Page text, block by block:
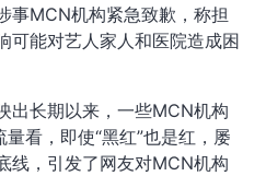
事MCN机构紧急致歉，称担
可能对艺人家人和医院造成困
出长期以来，一些MCN机构
看，即使“黑红”也是红，屡
线，引发了网友对MCN机构